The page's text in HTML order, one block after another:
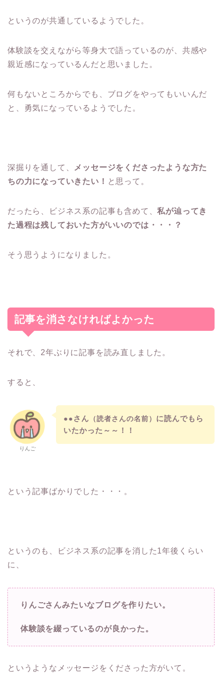
というのが共通しているようでした。
体験談を交えながら等身大で語っているのが、共感や
親近感になっているんだと思いました。
何もないところからでも、ブログをやってもいいんだ
と、勇気になっているようでした。
深掘りを通して、
メッセージをくださったような方た
ちの力になっていきたい！ と思って。
だったら、ビジネス系の記事も含めて、私が辿ってき
た過程は残しておいた方がいいのでは・・・？
そう思うようになりました。
記事を消さなければよかった
それで、2年ぶりに記事を読み直しました。
すると、
りんご
●●さん （読者さんの名前） に読んでもら
いたかった～～！！
という記事ばかりでした・・・。
というのも、ビジネス系の記事を消した1年後くらい
に、
りんごさんみたいなブログを作りたい。
体験談を綴っているのが良かった。
というようなメッセージをくださった方がいて。